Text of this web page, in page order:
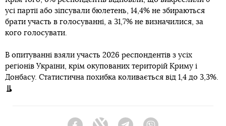
усі партії або зіпсували бюлетень, 14,4% не збираються
брати участь в голосуванні, а 31,7% не визначилися, за
кого голосувати.
В опитуванні взяли участь 2026 респондентів з усіх
регіонів України, крім окупованих територій Криму і
Донбасу. Статистична похибка коливається від 1,4 до 3,3%.